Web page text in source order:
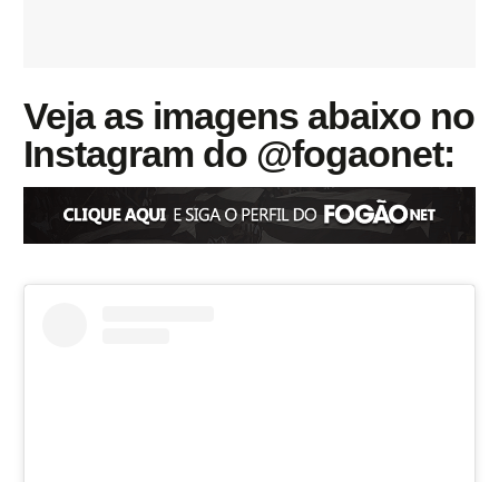
Veja as imagens abaixo no
Instagram do @fogaonet: